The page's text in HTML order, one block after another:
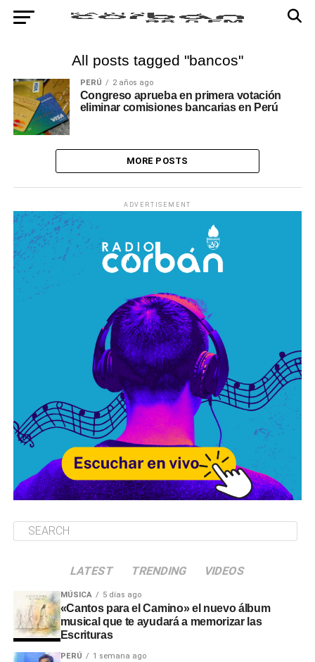
All posts tagged "bancos"
PERÚ 2 años ago
Congreso aprueba en primera votación
eliminar comisiones bancarias en Perú
MORE POSTS
ADVERTISEMENT
LATEST TRENDING VIDEOS
MÚSICA 5 días ago
«Cantos para el Camino» el nuevo álbum
musical que te ayudará a memorizar las
Escrituras
PERÚ 1 semana ago